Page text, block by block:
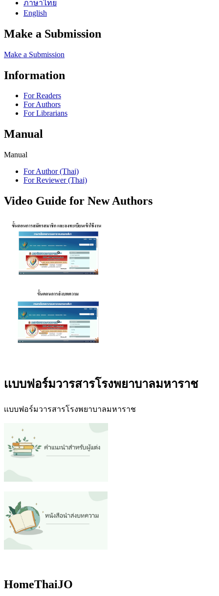
ภาษาไทย
English
Make a Submission
Make a Submission
Information
For Readers
For Authors
For Librarians
Manual
Manual
For Author (Thai)
For Reviewer (Thai)
Video Guide for New Authors
เเบบฟอร์มวารสารโรงพยาบาลมหาราช
เเบบฟอร์มวารสารโรงพยาบาลมหาราช
HomeThaiJO